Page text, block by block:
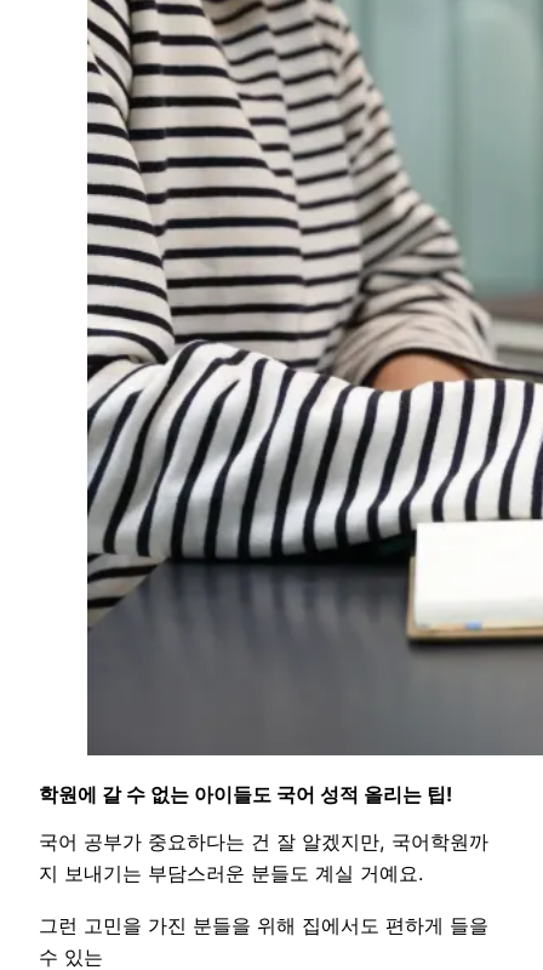
학원에 갈 수 없는 아이들도 국어 성적 올리는 팁!
국어 공부가 중요하다는 건 잘 알겠지만, 국어학원까
지 보내기는 부담스러운 분들도 계실 거예요.
그런 고민을 가진 분들을 위해 집에서도 편하게 들을
수 있는